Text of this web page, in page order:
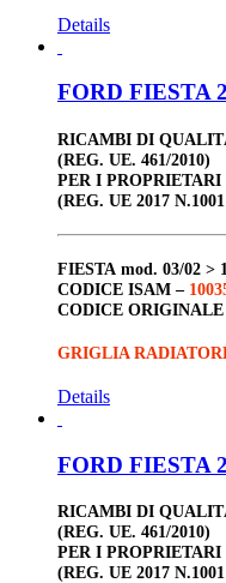
Details
FORD FIESTA
RICAMBI DI
(REG. UE. 461/2010)
PER I
(REG. UE 2017
FIESTA mod. 03/02 >
CODICE ISAM –
CODICE ORIGINALE
GRIGLIA
Details
FORD FIESTA
RICAMBI DI
(REG. UE. 461/2010)
PER I
(REG. UE 2017